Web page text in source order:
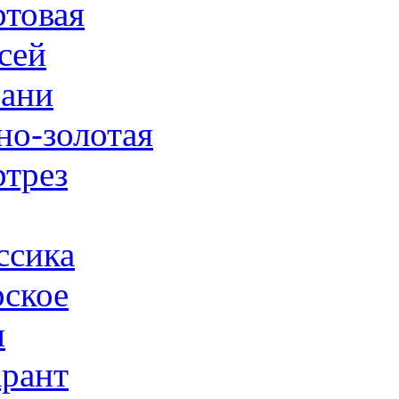
золотая